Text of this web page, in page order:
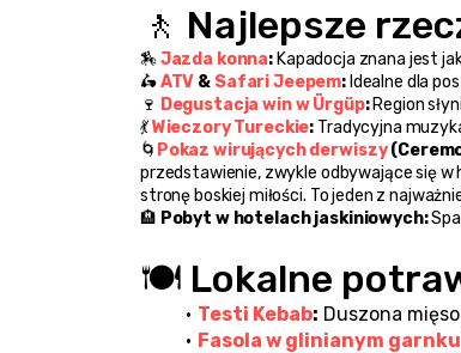
🚶 Najlepsze
🏇 Jazda konna: Kapadocja znana jest
🛵 ATV & Safari Jeepem: Idealne dla
🍷 Degustacja win w Ürgüp: Region
💃 Wieczory Tureckie: Tradycyjna
🌀 Pokaz wirujących derwiszy
przedstawienie, zwykle odbywające się
stronę boskiej miłości. To jeden z
🏨 Pobyt w hotelach jaskiniowych:
🍽️ Lokalne
Testi Kebab: Duszona
Fasola w glinianym garnku